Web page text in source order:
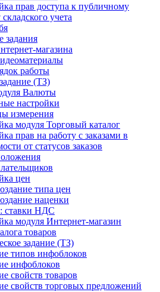
прав доступа к публичному
складского учета
задания
магазина
работы
(ТЗ)
Валюты
настройки
измерения
модуля Торговый каталог
прав на работу с заказами в
от статусов заказов
цен
типа цен
наценки
ставки НДС
модуля Интернет-магазин
товаров
задание (ТЗ)
типов инфоблоков
инфоблоков
свойств товаров
свойств торговых предложений